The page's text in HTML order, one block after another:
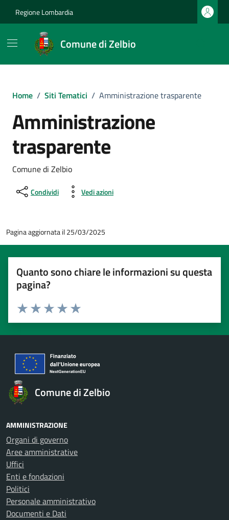
Regione Lombardia
Comune di Zelbio
Home / Siti Tematici / Amministrazione trasparente
Amministrazione
trasparente
Comune di Zelbio
Condividi Vedi azioni
Pagina aggiornata il 25/03/2025
Quanto sono chiare le informazioni su questa
pagina?
Valuta 5 stelle su 5
Valuta 4 stelle su 5
Valuta 3 stelle su 5
Valuta 2 stelle su 5
Valuta 1 stelle su 5
Comune di Zelbio
AMMINISTRAZIONE
Organi di governo
Aree amministrative
Uffici
Enti e fondazioni
Politici
Personale amministrativo
Documenti e Dati